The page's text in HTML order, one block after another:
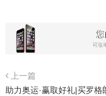
上一篇
助力奥运·赢取好礼|买罗